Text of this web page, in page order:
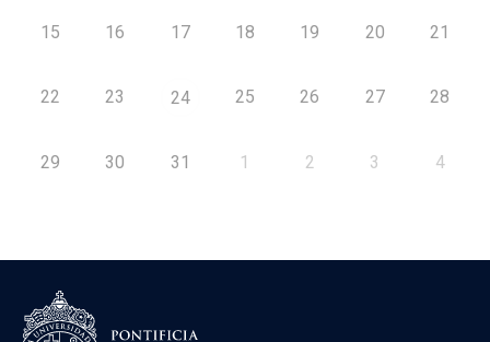
15 16 17 18 19 20 21
22 23 24 25 26 27 28
29 30 31 1 2 3 4